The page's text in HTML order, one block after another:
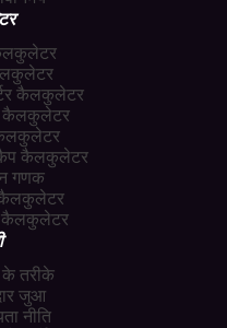
कैलकुलेटर
कैलकुलेटर
कैलकुलेटर
कैलकुलेटर
गणक
कैलकुलेटर
कैलकुलेटर
के तरीके
जुआ
नीति